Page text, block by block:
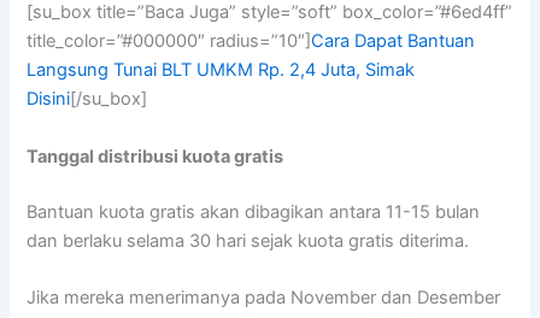
[su_box title=”Baca Juga” style=”soft” box_color=”#6ed4ff”
title_color=”#000000″ radius=”10″]Cara Dapat Bantuan
Langsung Tunai BLT UMKM Rp. 2,4 Juta, Simak
Disini[/su_box]
Tanggal distribusi kuota gratis
Bantuan kuota gratis akan dibagikan antara 11-15 bulan
dan berlaku selama 30 hari sejak kuota gratis diterima.
Jika mereka menerimanya pada November dan Desember